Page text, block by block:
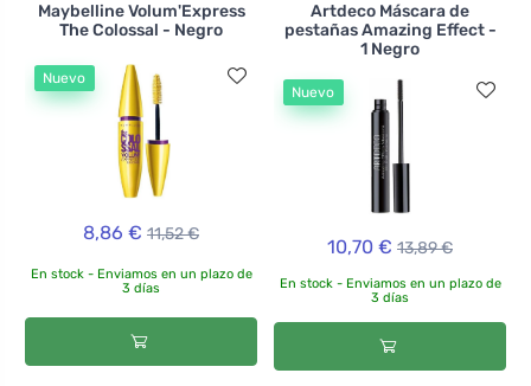
Maybelline Volum'Express
The Colossal - Negro
Nuevo
8,86 € 11,52 €
En stock - Enviamos en un plazo de
3 días
Artdeco Máscara de
pestañas Amazing Effect -
1 Negro
Nuevo
10,70 € 13,89 €
En stock - Enviamos en un plazo de
3 días